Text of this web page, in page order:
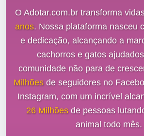
O Adotar.com.br transforma
anos. Nossa plataforma nasceu
e dedicação, alcançando a
cachorros e gatos
comunidade não para de
Milhõesde seguidores no
Instagram, com um incrível
26 Milhõesde pessoas
animal todo mês.